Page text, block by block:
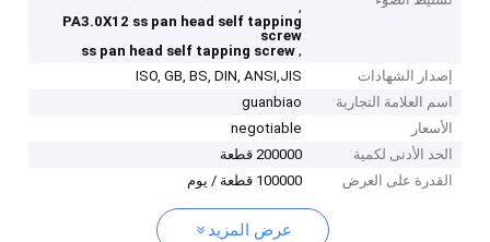
,
PA3.0X12 ss pan head self tapping
screw
,
ss pan head self tapping screw
إصدار الشهادات
ISO, GB, BS, DIN, ANSI,JIS
اسم العلامة التجارية
guanbiao
الأسعار
negotiable
الحد الأدنى لكمية
200000 قطعة
القدرة على العرض
100000 قطعة / يوم
عرض المزيد